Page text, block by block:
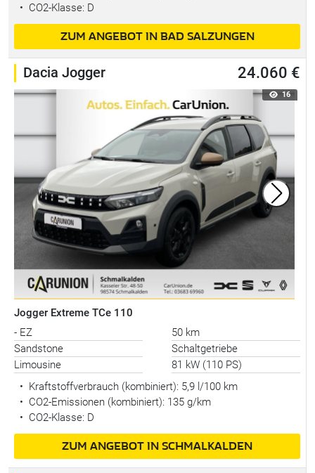
• CO2-Klasse: D
ZUM ANGEBOT IN BAD SALZUNGEN
Dacia Jogger 24.060 €
16
Jogger Extreme TCe 110
- EZ
50 km
Sandstone
Schaltgetriebe
Limousine
81 kW (110 PS)
• Kraftstoffverbrauch (kombiniert): 5,9 l/100 km
• CO2-Emissionen (kombiniert): 135 g/km
• CO2-Klasse: D
ZUM ANGEBOT IN SCHMALKALDEN